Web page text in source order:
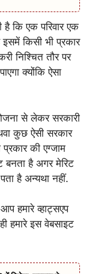
है कि एक परिवार एक
किसी भी प्रकार
निश्चित तौर पर
क्योंकि ऐसा
से लेकर सरकारी
कुछ ऐसी सरकार
की एग्जाम
बनता है अगर मेरिट
है अन्यथा नहीं.
हमारे व्हाट्सएप
हमारे इस वेबसाइट